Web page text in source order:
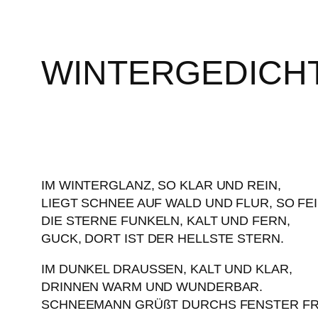
IM WINTERGLANZ, SO KLAR UND REIN,
LIEGT SCHNEE AUF WALD UND FLUR, SO
DIE STERNE FUNKELN, KALT UND FERN,
GUCK, DORT IST DER HELLSTE STERN.
IM DUNKEL DRAUSSEN, KALT UND KLAR,
DRINNEN WARM UND WUNDERBAR.
SCHNEEMANN GRÜßT DURCHS FENSTER